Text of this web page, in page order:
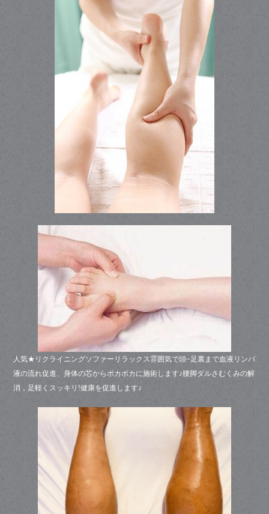
人気★リクライニングソファーリラックス雰囲気で頭~足裏まで血液リンパ
液の流れ促進、身体の芯からポカポカに施術します♪腰脚ダルさむくみの解
消，足軽くスッキリ!健康を促進します♪